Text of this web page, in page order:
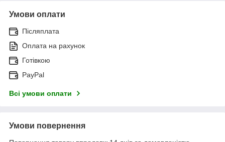
Умови оплати
Післяплата
Оплата на рахунок
Готівкою
PayPal
Всі умови оплати
Умови повернення